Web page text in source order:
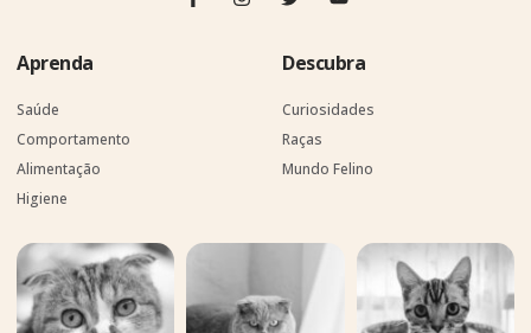
Aprenda
Saúde
Comportamento
Alimentação
Higiene
Descubra
Curiosidades
Raças
Mundo Felino